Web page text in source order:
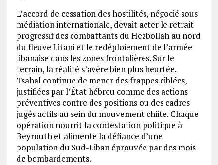
L’accord de cessation des hostilités, négocié sous
médiation internationale, devait acter le retrait
progressif des combattants du Hezbollah au nord
du fleuve Litani et le redéploiement de l’armée
libanaise dans les zones frontalières. Sur le
terrain, la réalité s’avère bien plus heurtée.
Tsahal continue de mener des frappes ciblées,
justifiées par l’État hébreu comme des actions
préventives contre des positions ou des cadres
jugés actifs au sein du mouvement chiite. Chaque
opération nourrit la contestation politique à
Beyrouth et alimente la défiance d’une
population du Sud-Liban éprouvée par des mois
de bombardements.